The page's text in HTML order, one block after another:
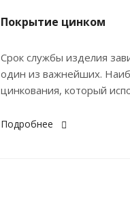
Покрытие цинком
Срок службы изделия
один из важнейших.
цинкования, который
Подробнее